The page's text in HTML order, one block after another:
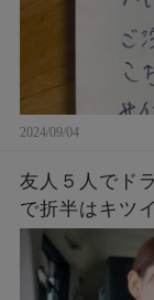
2024/09/04
友人５人でド
で折半はキツ
「ＯＫ。その
今すぐ降り